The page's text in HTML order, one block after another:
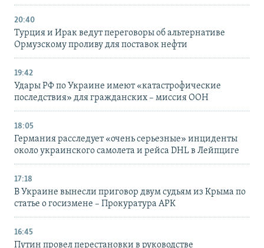
20:40
Турция и Ирак ведут переговоры об альтернативе
Ормузскому проливу для поставок нефти
19:42
Удары РФ по Украине имеют «катастрофические
последствия» для гражданских – миссия ООН
18:05
Германия расследует «очень серьезные» инциденты
около украинского самолета и рейса DHL в Лейпциге
17:18
В Украине вынесли приговор двум судьям из Крыма по
статье о госизмене – Прокуратура АРК
16:45
Путин провел перестановки в руководстве